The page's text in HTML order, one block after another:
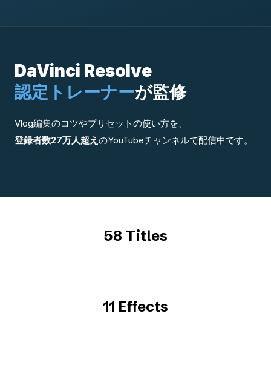
DaVinci Resolve
認定トレーナーが監修
Vlog編集のコツやプリセットの使い方を、
登録者数27万人超え のYouTubeチャンネルで配信中です。
58 Titles
11 Effects